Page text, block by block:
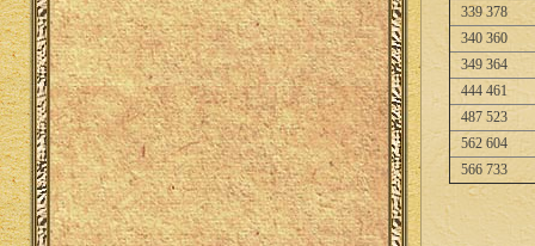
339 378
340 360
349 364
444 461
487 523
562 604
566 733